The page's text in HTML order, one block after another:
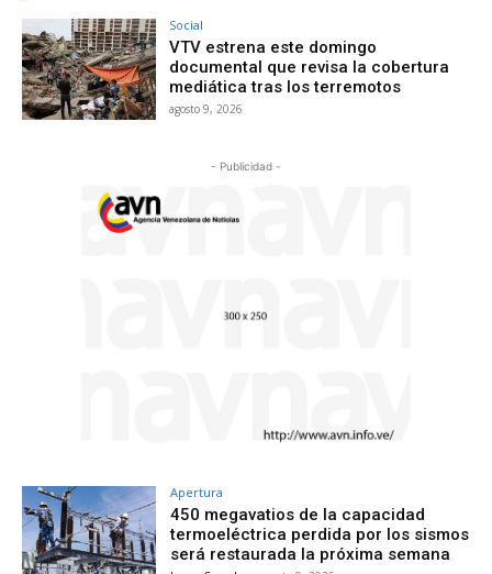
Social
VTV estrena este domingo
documental que revisa la cobertura
mediática tras los terremotos
agosto 9, 2026
- Publicidad -
Apertura
450 megavatios de la capacidad
termoeléctrica perdida por los sismos
será restaurada la próxima semana